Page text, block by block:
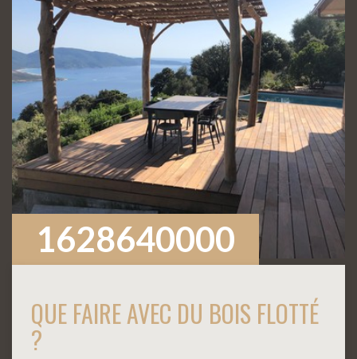
1628640000
QUE FAIRE AVEC DU BOIS FLOTTÉ
?